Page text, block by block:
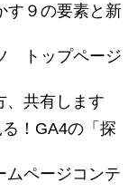
す９の要素と新
トップページ
、共有します
！GA4の「探
ムページコンテ